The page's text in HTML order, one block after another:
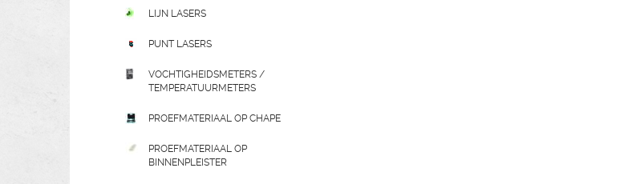
LIJN LASERS
PUNT LASERS
VOCHTIGHEIDSMETERS /
TEMPERATUURMETERS
PROEFMATERIAAL OP CHAPE
PROEFMATERIAAL OP
BINNENPLEISTER